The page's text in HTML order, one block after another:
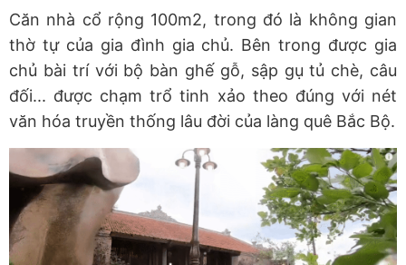
Căn nhà cổ rộng 100m2, trong đó là không gian
thờ tự của gia đình gia chủ. Bên trong được gia
chủ bài trí với bộ bàn ghế gỗ, sập gụ tủ chè, câu
đối... được chạm trổ tinh xảo theo đúng với nét
văn hóa truyền thống lâu đời của làng quê Bắc Bộ.